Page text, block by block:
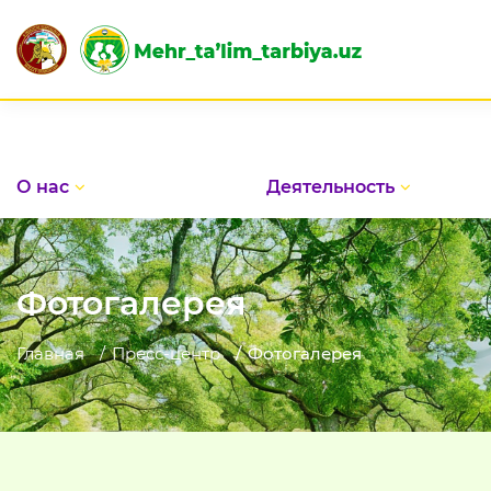
О нас Деятельность
Фотогалерея
Главная Пресс-центр Фотогалерея